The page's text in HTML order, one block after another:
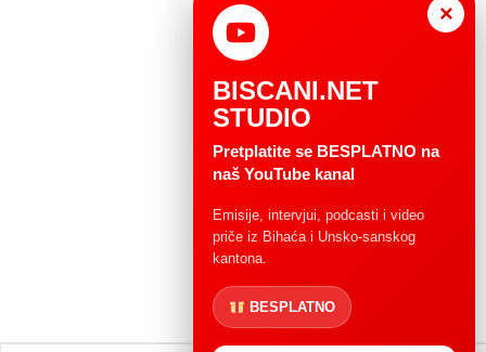
×
BISCANI.NET
STUDIO
Pretplatite se BESPLATNO na
naš YouTube kanal
Emisije, intervjui, podcasti i video
priče iz Bihaća i Unsko-sanskog
kantona.
BESPLATNO